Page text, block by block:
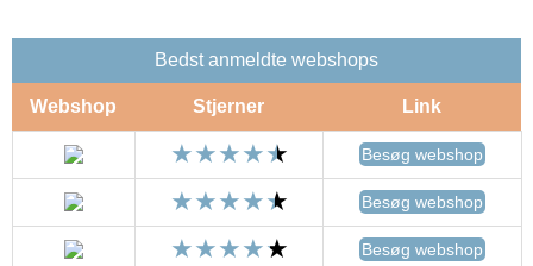
Bedst anmeldte webshops
Webshop Stjerner Link
Besøg webshop
Besøg webshop
Besøg webshop